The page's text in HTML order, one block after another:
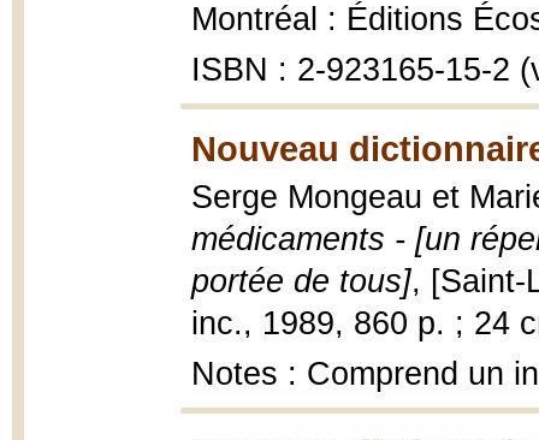
Montréal : Éditions
ISBN : 2-923165-15-2
Nouveau
Serge Mongeau et
médicaments - [un
portée de tous], [Saint-
inc., 1989, 860 p. ; 24
Notes : Comprend un